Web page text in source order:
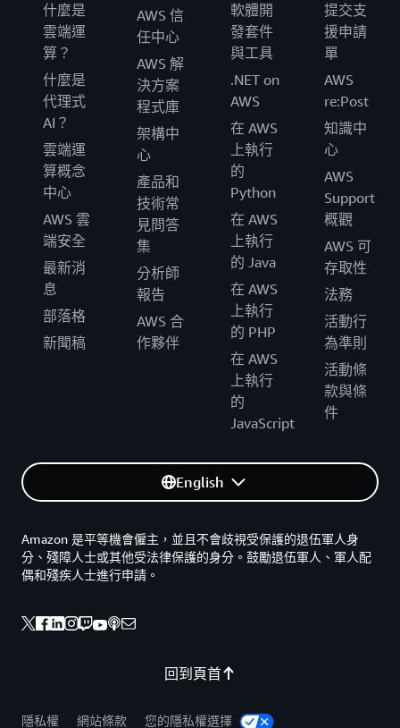
什麼是
雲端運
算？
什麼是
代理式
AI？
雲端運
算概念
中心
AWS 雲
端安全
最新消
息
部落格
新聞稿
AWS 信
任中心
AWS 解
決方案
程式庫
架構中
心
產品和
技術常
見問答
集
分析師
報告
AWS 合
作夥伴
軟體開
發套件
與工具
.NET on
AWS
在 AWS
上執行
的
Python
在 AWS
上執行
的 Java
在 AWS
上執行
的 PHP
在 AWS
上執行
的
JavaScript
提交支
援申請
單
AWS
re:Post
知識中
心
AWS
Support
概觀
AWS 可
存取性
法務
活動行
為準則
活動條
款與條
件
English
回到頁首
Amazon 是平等機會僱主，並且不會歧視受保護的退伍軍人身
分、殘障人士或其他受法律保護的身分。鼓勵退伍軍人、軍人配
偶和殘疾人士進行申請。
隱私權 網站條款 您的隱私權選擇